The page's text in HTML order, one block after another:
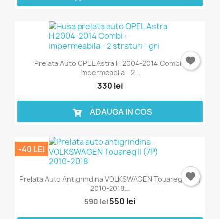
Prelata Auto OPEL Astra H 2004-2014 Combi -
Impermeabila - 2...
330 lei
ADAUGA IN COS
Prelata Auto Antigrindina VOLKSWAGEN Touareg II (7P)
2010-2018...
590 lei 550 lei
-40 LEI